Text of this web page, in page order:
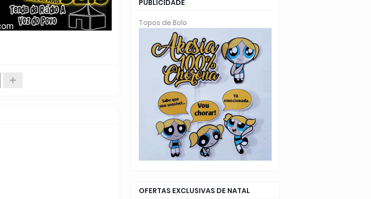
PUBLICIDADE
Topos de Bolo
OFERTAS EXCLUSIVAS DE NATAL